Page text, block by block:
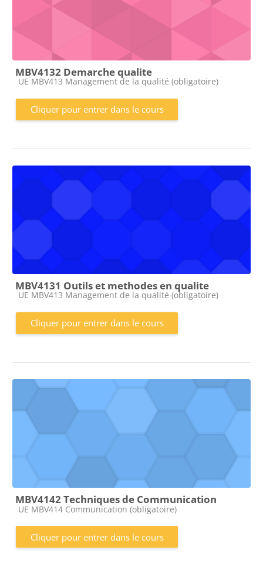
MBV4132 Demarche qualite
Catégorie de cours
UE MBV413 Management de la qualité (obligatoire)
Cliquer pour entrer dans le cours
MBV4131 Outils et methodes en qualite
Catégorie de cours
UE MBV413 Management de la qualité (obligatoire)
Cliquer pour entrer dans le cours
MBV4142 Techniques de Communication
Catégorie de cours
UE MBV414 Communication (obligatoire)
Cliquer pour entrer dans le cours